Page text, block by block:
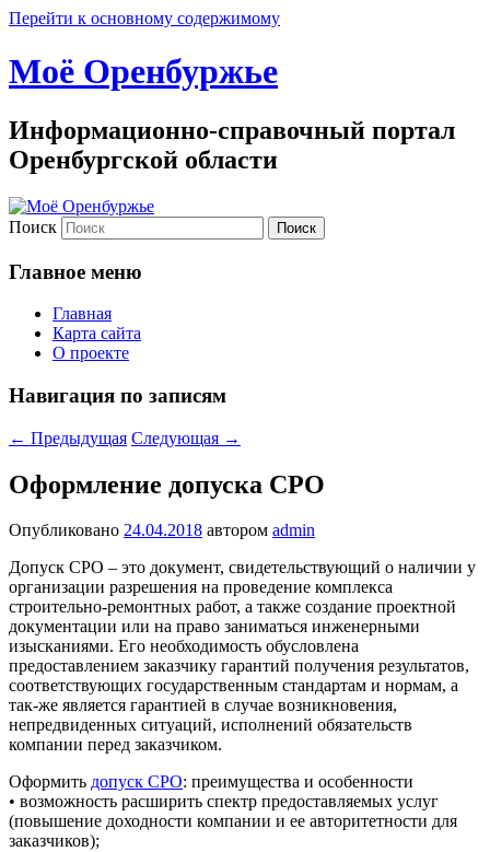
Перейти к основному содержимому
Моё Оренбуржье
Информационно-справочный портал
Оренбургской области
Поиск
Главное меню
Главная
Карта сайта
О проекте
Навигация по записям
← Предыдущая Следующая →
Оформление допуска СРО
Опубликовано 24.04.2018 автором admin
Допуск СРО – это документ, свидетельствующий о наличии у
организации разрешения на проведение комплекса
строительно-ремонтных работ, а также создание проектной
документации или на право заниматься инженерными
изысканиями. Его необходимость обусловлена
предоставлением заказчику гарантий получения результатов,
соответствующих государственным стандартам и нормам, а
так-же является гарантией в случае возникновения,
непредвиденных ситуаций, исполнений обязательств
компании перед заказчиком.
Оформить допуск СРО: преимущества и особенности
• возможность расширить спектр предоставляемых услуг
(повышение доходности компании и ее авторитетности для
заказчиков);